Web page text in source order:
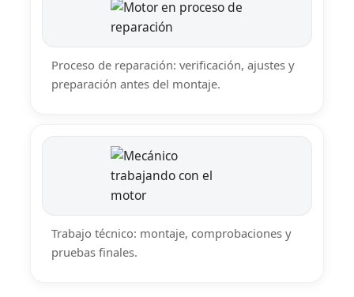
Proceso de reparación: verificación, ajustes y
preparación antes del montaje.
Trabajo técnico: montaje, comprobaciones y
pruebas finales.